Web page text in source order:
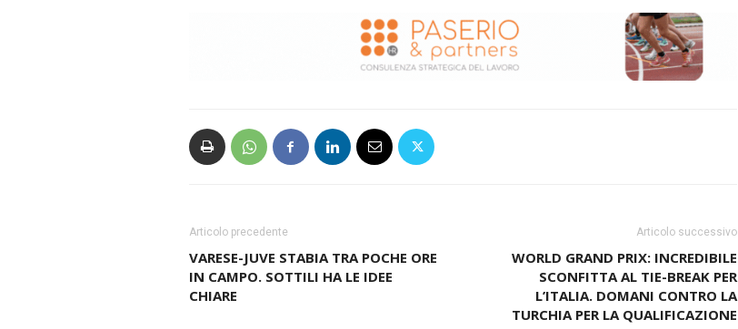
Articolo precedente
VARESE-JUVE STABIA TRA POCHE ORE
IN CAMPO. SOTTILI HA LE IDEE
CHIARE
Articolo successivo
WORLD GRAND PRIX: INCREDIBILE
SCONFITTA AL TIE-BREAK PER
L’ITALIA. DOMANI CONTRO LA
TURCHIA PER LA QUALIFICAZIONE